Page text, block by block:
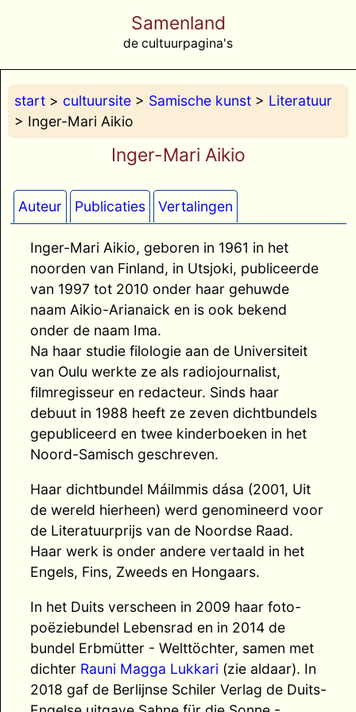
Samenland
de cultuurpagina's
start> cultuursite> Samische kunst> Literatuur
> Inger-Mari Aikio
Inger-Mari Aikio
Auteur Publicaties Vertalingen
Inger-Mari Aikio, geboren in 1961 in het
noorden van Finland, in Utsjoki, publiceerde
van 1997 tot 2010 onder haar gehuwde
naam Aikio-Arianaick en is ook bekend
onder de naam Ima.
Na haar studie filologie aan de Universiteit
van Oulu werkte ze als radiojournalist,
filmregisseur en redacteur. Sinds haar
debuut in 1988 heeft ze zeven dichtbundels
gepubliceerd en twee kinderboeken in het
Noord-Samisch geschreven.
Haar dichtbundel Máilmmis dása (2001, Uit
de wereld hierheen) werd genomineerd voor
de Literatuurprijs van de Noordse Raad.
Haar werk is onder andere vertaald in het
Engels, Fins, Zweeds en Hongaars.
In het Duits verscheen in 2009 haar foto-
poëziebundel Lebensrad en in 2014 de
bundel Erbmütter - Welttöchter, samen met
dichter Rauni Magga Lukkari (zie aldaar). In
2018 gaf de Berlijnse Schiler Verlag de Duits-